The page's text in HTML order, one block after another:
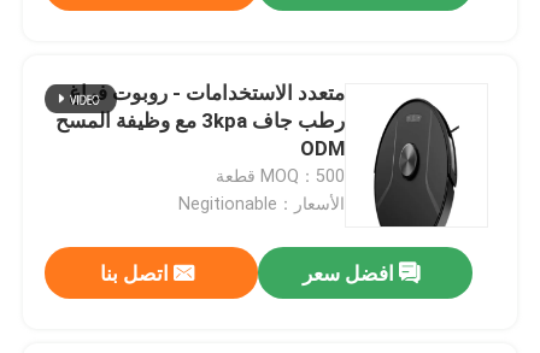
متعدد الاستخدامات - روبوت فراغ
رطب جاف 3kpa مع وظيفة المسح
ODM
MOQ：500 قطعة
الأسعار：Negitionable
افضل سعر اتصل بنا